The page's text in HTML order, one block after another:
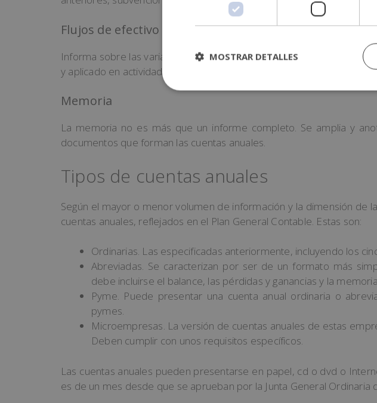
Flujos de efectivo
Informa sobre las variaciones y movimientos de efectivos. Muestra el
y aplicado en actividades operativas, inversiones o financiamiento.
Memoria
La memoria no es más que un informe completo. Se amplia y
documentos que forman las cuentas anuales.
Tipos de cuentas anuales
Según el mayor o menor volumen de información y la dimensión de
cuentas anuales, reflejados en el Plan General Contable. Estas son:
Ordinarias. Las especificadas anteriormente, incluyendo los
Abreviadas. Se caracterizan por ser de un formato más
debe incluirse el balance, las pérdidas y ganancias y la
Pyme. Puede presentar una cuenta anual ordinaria o
pymes.
Microempresas. La versión de cuentas anuales de estas
Deben cumplir con unos requisitos específicos.
Las cuentas anuales pueden presentarse en papel, cd o dvd o
es de un mes desde que se aprueban por la Junta General Ordinaria
MOSTRAR DETALLES